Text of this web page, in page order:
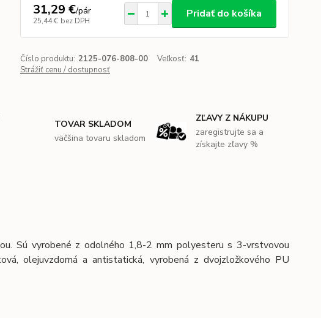
31,29 €/pár
25,44 € bez DPH
Pridať do košíka
Číslo produktu: 2125-076-808-00 Veľkosť: 41
Strážiť cenu / dostupnosť
TOVAR SKLADOM
väčšina tovaru skladom
ZĽAVY Z NÁKUPU
zaregistrujte sa a
získajte zľavy %
Sú vyrobené z odolného 1,8-2 mm polyesteru s 3-vrstvovou
olejuvzdorná a antistatická, vyrobená z dvojzložkového PU